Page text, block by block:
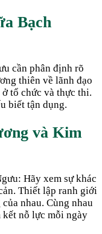
Bạch
cần phân định rõ
thiên về lãnh đạo
tổ chức và thực thi.
biết tận dụng.
và Kim
Hãy xem sự khác
Thiết lập ranh giới
nhau. Cùng nhau
nỗ lực mỗi ngày